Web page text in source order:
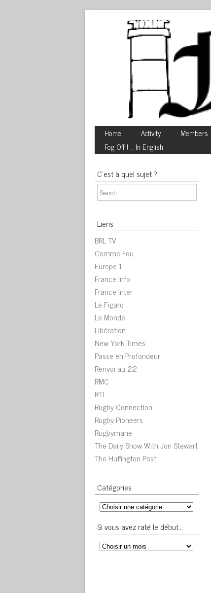
Home Activity Members
Fog Off ! … In English
C’est à quel sujet ?
Liens
BRL TV
Comme Fou
Europe 1
France Info
France Inter
Le Figaro
Le Monde
Libération
New York Times
Passe en Profondeur
Renvoi au 22
RMC
RTL
Rugby Connection
Rugby Pioneers
Rugbymane
The Daily Show With Jon Stewart
The Huffington Post
Catégories
Si vous avez raté le début…